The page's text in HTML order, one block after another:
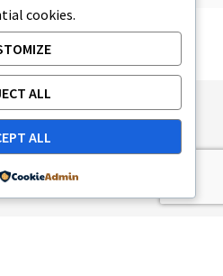
Ethics Policy
Feedback Policy
Tag map
cookies.
ALL
ALL